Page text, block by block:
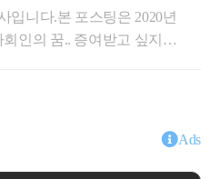
은 5개월 뒤의 시점으로 하
어 비과세를 받을 수 있습
마음이 급해지면 놓치고
택이 아닌1세대 2주택자로
을 알게 되었습니다.​A씨는
실질과세 원칙에 따라 주
입니다.본 포스팅은 2020년
인의 꿈.. 증여받고 싶지만
습니다.증여세법에는 증여
의 말일로부터 3개월) 이내
는 경우 증여가 없다 보는데
Ads